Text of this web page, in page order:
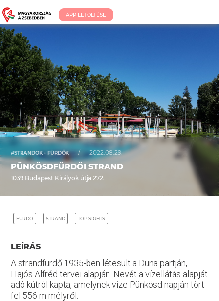
APP LETÖLTÉSE
#STRANDOK - FÜRDŐK / 2022.08.29.
PÜNKÖSDFÜRDŐI STRAND
1039 Budapest Királyok útja 272.
FURDO STRAND TOP SIGHTS
LEÍRÁS
A strandfürdő 1935-ben létesült a Duna partján,
Hajós Alfréd tervei alapján. Nevét a vízellátás alapját
adó kútról kapta, amelynek vize Pünkösd napján tört
fel 556 m mélyről.